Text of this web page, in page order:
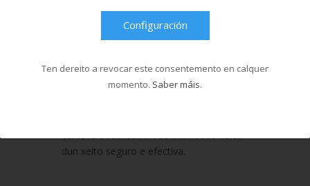
sinta asesorada durante o nado e para
que a guíen na correcta realización de
actividades baixo a auga, o Complexo
oferta de cursos de natación clases
específicamente deseñadas para este
conleva a realización de actividade física
dun xeito seguro e efectiva.
Configuración
Ten dereito a revocar este consentemento en calquer
momento. Saber máis.